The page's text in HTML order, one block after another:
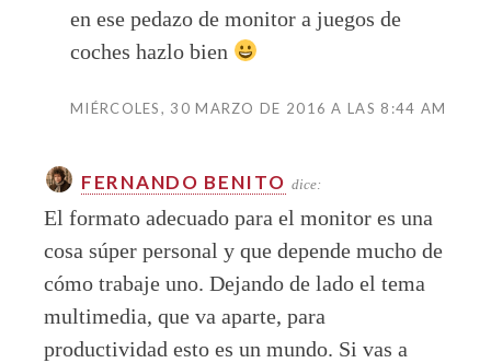
en ese pedazo de monitor a juegos de
coches hazlo bien
MIÉRCOLES, 30 MARZO DE 2016 A LAS 8:44 AM
FERNANDO BENITO dice:
El formato adecuado para el monitor es una
cosa súper personal y que depende mucho de
cómo trabaje uno. Dejando de lado el tema
multimedia, que va aparte, para
productividad esto es un mundo. Si vas a